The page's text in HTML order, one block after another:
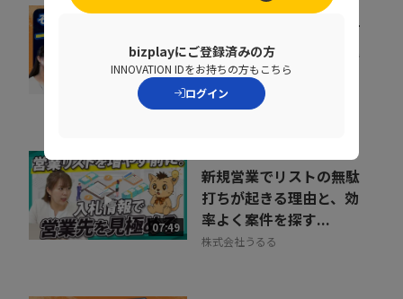
07:33
プロポーザルで新規開拓
を行うには？案件を効率
よく探すためのポイント
株式会社うるる
07:49
新規営業でリストの無駄
打ちが起きる理由と、効
率よく案件を探す...
株式会社うるる
bizplayにご登録済みの方
INNOVATION IDをお持ちの方もこちら
ログイン